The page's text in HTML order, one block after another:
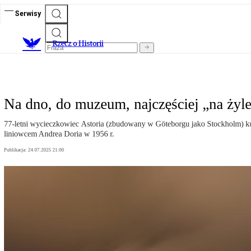
Serwisy
Rzecz o Historii
Na dno, do muzeum, najczęściej „na
77-letni wycieczkowiec Astoria (zbudowany w Göteborgu jako Stockholm)
liniowcem Andrea Doria w 1956 r.
Publikacja: 24.07.2025 21:00